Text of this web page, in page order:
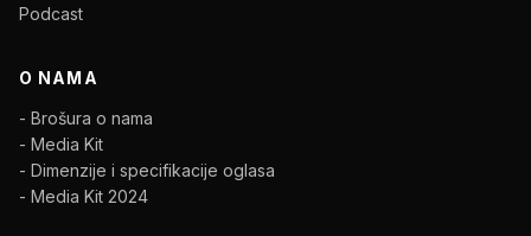
Podcast
O NAMA
- Brošura o nama
- Media Kit
- Dimenzije i specifikacije oglasa
- Media Kit 2024